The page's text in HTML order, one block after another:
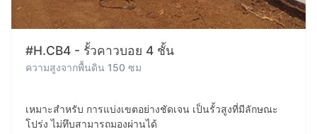
#H.CB4 - รั้วคาวบอย 4 ชั้น
ความสูงจากพื้นดิน 150 ซม
เหมาะสำหรับ การแบ่งเขตอย่างชัดเจน เป็นรั้วสูงที่มีลักษณะ
โปร่ง ไม่ทึบสามารถมองผ่านได้